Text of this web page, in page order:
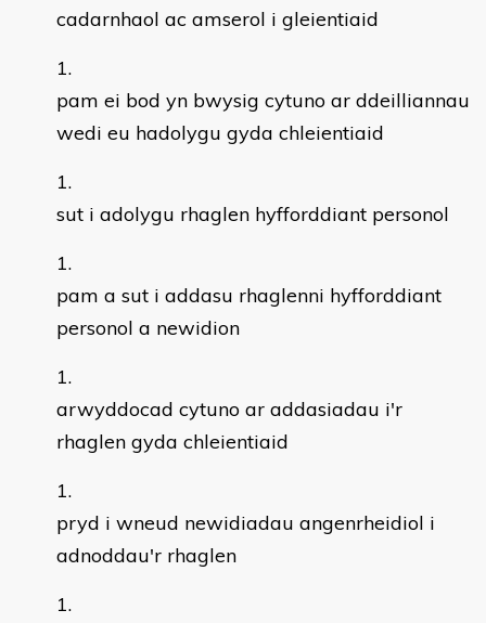
cadarnhaol ac amserol i gleientiaid
pam ei bod yn bwysig cytuno ar ddeilliannau
wedi eu hadolygu gyda chleientiaid
sut i adolygu rhaglen hyfforddiant personol
pam a sut i addasu rhaglenni hyfforddiant
personol a newidion
arwyddocad cytuno ar addasiadau i'r
rhaglen gyda chleientiaid
pryd i wneud newidiadau angenrheidiol i
adnoddau'r rhaglen